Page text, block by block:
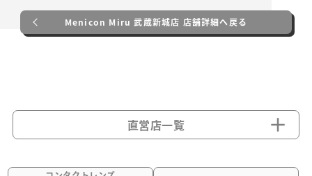
Menicon Miru 武蔵新城店 店舗詳細へ戻る
直営店一覧